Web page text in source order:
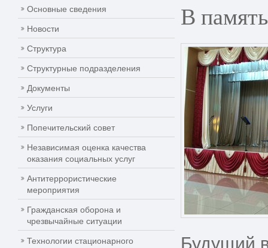
Основные сведения
Новости
Структура
Структурные подразделения
Документы
Услуги
Попечительский совет
Независимая оценка качества
оказания социальных услуг
Антитеррористические
мероприятия
Гражданская оборона и
чрезвычайные ситуации
Технологии стационарного
В
Будущий